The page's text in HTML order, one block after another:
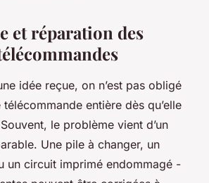
et réparation des
idée reçue, on n’est pas obligé
entière dès qu’elle
le problème vient d’un
Une pile à changer, un
un circuit imprimé endommagé -